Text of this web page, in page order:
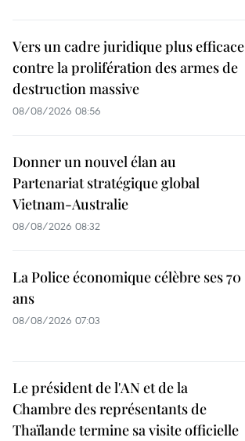
Vers un cadre juridique plus efficace
contre la prolifération des armes de
destruction massive
08/08/2026 08:56
Donner un nouvel élan au
Partenariat stratégique global
Vietnam-Australie
08/08/2026 08:32
La Police économique célèbre ses 70
ans
08/08/2026 07:03
Le président de l'AN et de la
Chambre des représentants de
Thaïlande termine sa visite officielle